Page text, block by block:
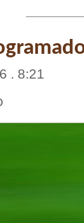
. 8:21